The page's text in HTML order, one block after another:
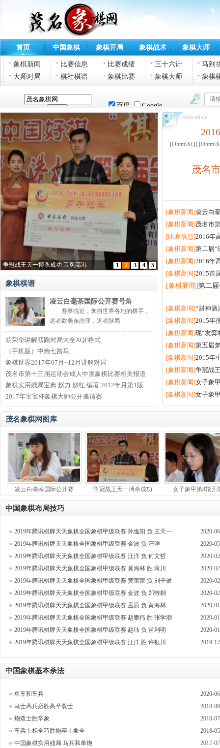
首页 中国象棋 象棋开局 象棋战术 象棋大师
象棋新闻 比赛信息 比赛成绩 三十六计
马到
大师对局
棋社棋谱 象棋比赛 象棋大师 象棋
2026-08-08
[DhtmlXQ]
茂名
[象棋新闻]凌云白
[象棋新闻]茂名市
[比赛信息]2016年
[象棋新闻]第二届“
[象棋新闻]2016年
[象棋新闻]2015首
[象棋新闻]第二
[象棋新闻]“财神酒
[象棋新闻]2015年
[象棋新闻]现“友弈
[象棋新闻]第五届
[象棋新闻]2015年
[象棋新闻]争冠战
[象棋新闻]女子象
[象棋新闻]女子象
1 2 3 4 5
争冠战王天一搏杀成功 卫冕高港
象棋棋谱
凌云白毫茶国际公开赛号角
赛事临近，来自世界各地的棋手，
远者欧美东南亚，近者陕西
胡荣华讲解顺跑对局大全XQF格式
（手机版）中炮七路马
象棋世界2017年07月~12月讲解对局
茂名市第十三届运动会成人中国象棋比赛相关报道
象棋实用残局宝典 赵力 赵红 编著 2012年月第1版
2017年宝宝杯象棋大师公开邀请赛
茂名象棋网图库
凌云白毫茶国际公开赛 争冠战王天一搏杀成功 女子象甲第8轮开
中国象棋布局技巧
2020-
2019年腾讯棋牌天天象棋全国象棋甲级联赛 孙逸阳 负 王天一
2020-
2019年腾讯棋牌天天象棋全国象棋甲级联赛 金波 负 汪洋
2020-
2019年腾讯棋牌天天象棋全国象棋甲级联赛 汪洋 负 何文哲
2020-
2019年腾讯棋牌天天象棋全国象棋甲级联赛 黄海林 胜 蒋川
2020-
2019年腾讯棋牌天天象棋全国象棋甲级联赛 黄蕾蕾 负 刘子健
2020-
2019年腾讯棋牌天天象棋全国象棋甲级联赛 金波 负 郑惟桐
2020-
2019年腾讯棋牌天天象棋全国象棋甲级联赛 孟辰 负 黄海林
2020-
2019年腾讯棋牌天天象棋全国象棋甲级联赛 赵攀伟 胜 张学潮
2020-
2019年腾讯棋牌天天象棋全国象棋甲级联赛 赵玮 负 苗利明
2019-
2019年腾讯棋牌天天象棋全国象棋甲级联赛 汪洋 胜 许银川
中国象棋基本杀法
2020-
单车和车兵
2018-
马士高兵必胜高卒双士
2018-
炮双士胜卒象
2018-
车兵士相全巧胜炮卒士象全
2017-
中国象棋实用残局 马兵和单炮